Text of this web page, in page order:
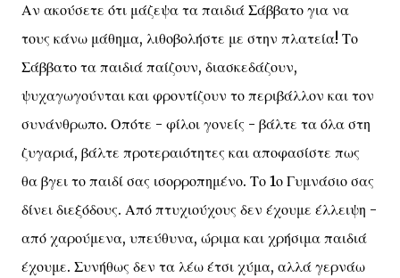
Αν ακούσετε ότι μάζεψα τα παιδιά Σάββατο για να
τους κάνω μάθημα, λιθοβολήστε με στην πλατεία! Το
Σάββατο τα παιδιά παίζουν, διασκεδάζουν,
ψυχαγωγούνται και φροντίζουν το περιβάλλον και τον
συνάνθρωπο. Οπότε - φίλοι γονείς - βάλτε τα όλα στη
ζυγαριά, βάλτε προτεραιότητες και αποφασίστε πως
θα βγει το παιδί σας ισορροπημένο. Το 1ο Γυμνάσιο σας
δίνει διεξόδους. Από πτυχιούχους δεν έχουμε έλλειψη -
από χαρούμενα, υπεύθυνα, ώριμα και χρήσιμα παιδιά
έχουμε. Συνήθως δεν τα λέω έτσι χύμα, αλλά γερνάω